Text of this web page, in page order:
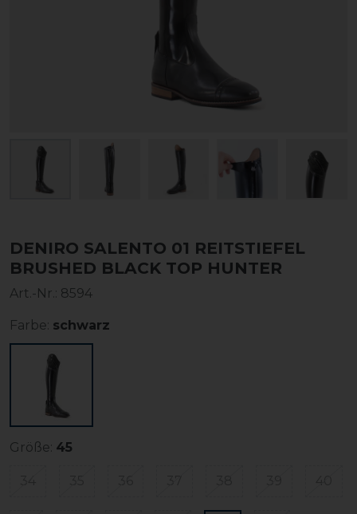
DENIRO SALENTO 01 REITSTIEFEL
BRUSHED BLACK TOP HUNTER
Art.-Nr.: 8594
Farbe: schwarz
Größe: 45